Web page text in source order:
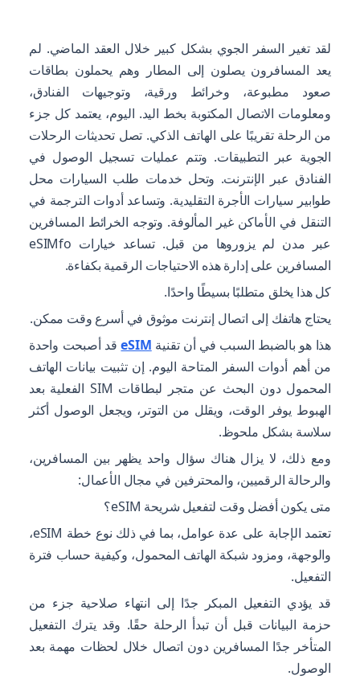
لقد تغير السفر الجوي بشكل كبير خلال العقد الماضي. لم
يعد المسافرون يصلون إلى المطار وهم يحملون بطاقات
صعود مطبوعة، وخرائط ورقية، وتوجيهات الفنادق،
ومعلومات الاتصال المكتوبة بخط اليد. اليوم، يعتمد كل جزء
من الرحلة تقريبًا على الهاتف الذكي. تصل تحديثات الرحلات
الجوية عبر التطبيقات. وتتم عمليات تسجيل الوصول في
الفنادق عبر الإنترنت. وتحل خدمات طلب السيارات محل
طوابير سيارات الأجرة التقليدية. وتساعد أدوات الترجمة في
التنقل في الأماكن غير المألوفة. وتوجه الخرائط المسافرين
عبر مدن لم يزوروها من قبل. تساعد خيارات eSIMfo
المسافرين على إدارة هذه الاحتياجات الرقمية بكفاءة.
كل هذا يخلق متطلبًا بسيطًا واحدًا.
يحتاج هاتفك إلى اتصال إنترنت موثوق في أسرع وقت ممكن.
هذا هو بالضبط السبب في أن تقنية eSIMقد أصبحت واحدة
من أهم أدوات السفر المتاحة اليوم. إن تثبيت بيانات الهاتف
المحمول دون البحث عن متجر لبطاقات SIM الفعلية بعد
الهبوط يوفر الوقت، ويقلل من التوتر، ويجعل الوصول أكثر
سلاسة بشكل ملحوظ.
ومع ذلك، لا يزال هناك سؤال واحد يظهر بين المسافرين،
والرحالة الرقميين، والمحترفين في مجال الأعمال:
متى يكون أفضل وقت لتفعيل شريحة eSIM؟
تعتمد الإجابة على عدة عوامل، بما في ذلك نوع خطة eSIM،
والوجهة، ومزود شبكة الهاتف المحمول، وكيفية حساب فترة
التفعيل.
قد يؤدي التفعيل المبكر جدًا إلى انتهاء صلاحية جزء من
حزمة البيانات قبل أن تبدأ الرحلة حقًا. وقد يترك التفعيل
المتأخر جدًا المسافرين دون اتصال خلال لحظات مهمة بعد
الوصول.